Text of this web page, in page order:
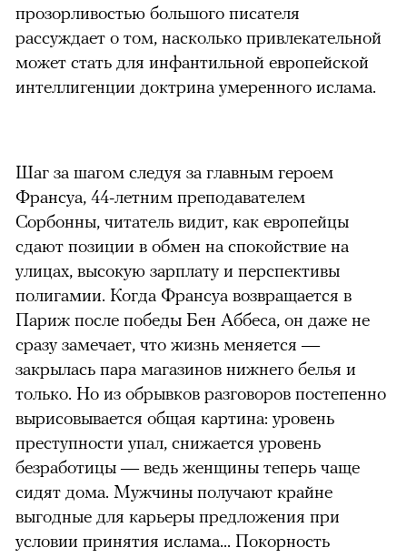
прозорливостью большого писателя
рассуждает о том, насколько привлекательной
может стать для инфантильной европейской
интеллигенции доктрина умеренного ислама.
Шаг за шагом следуя за главным героем
Франсуа, 44-летним преподавателем
Сорбонны, читатель видит, как европейцы
сдают позиции в обмен на спокойствие на
улицах, высокую зарплату и перспективы
полигамии. Когда Франсуа возвращается в
Париж после победы Бен Аббеса, он даже не
сразу замечает, что жизнь меняется —
закрылась пара магазинов нижнего белья и
только. Но из обрывков разговоров постепенно
вырисовывается общая картина: уровень
преступности упал, снижается уровень
безработицы — ведь женщины теперь чаще
сидят дома. Мужчины получают крайне
выгодные для карьеры предложения при
условии принятия ислама... Покорность